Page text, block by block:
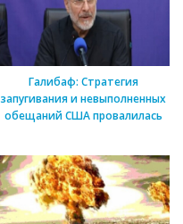
Галибаф: Стратегия
запугивания и невыполненных
обещаний США провалилась